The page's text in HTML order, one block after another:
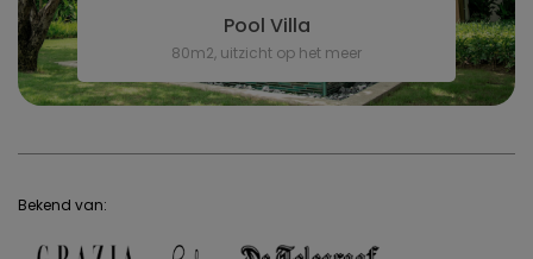
Pool Villa
80m2, uitzicht op het meer
Bekend van: